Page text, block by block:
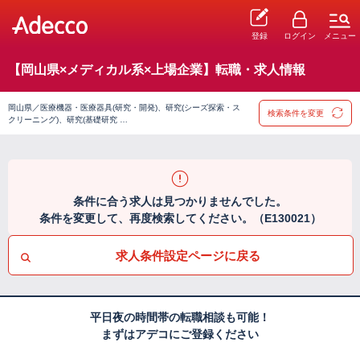
登録 ログイン メニュー
【岡山県×メディカル系×上場企業】転職・求人情報
岡山県／医療機器・医療器具(研究・開発)、研究(シーズ探索・ス
クリーニング)、研究(基礎研究 …
検索条件を変更
条件に合う求人は見つかりませんでした。
条件を変更して、再度検索してください。（E130021）
求人条件設定ページに戻る
平日夜の時間帯の転職相談も可能！
まずはアデコにご登録ください